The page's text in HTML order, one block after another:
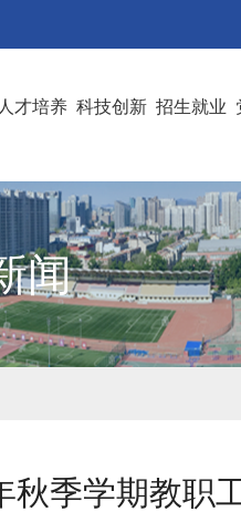
人才培养 科技创新 招生就业
闻
秋季学期教职